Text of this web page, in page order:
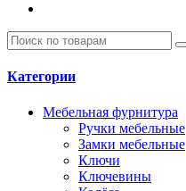
Категории
Мебельная фурнитура
Ручки мебельные
Замки мебельные
Ключи
Ключевины